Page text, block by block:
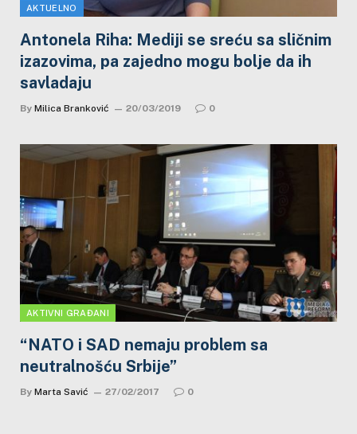
AKTUELNO
Antonela Riha: Mediji se sreću sa sličnim
izazovima, pa zajedno mogu bolje da ih
savladaju
By Milica Branković 20/03/2019 0
AKTIVNI GRAĐANI
“NATO i SAD nemaju problem sa
neutralnošću Srbije”
By Marta Savić 27/02/2017 0